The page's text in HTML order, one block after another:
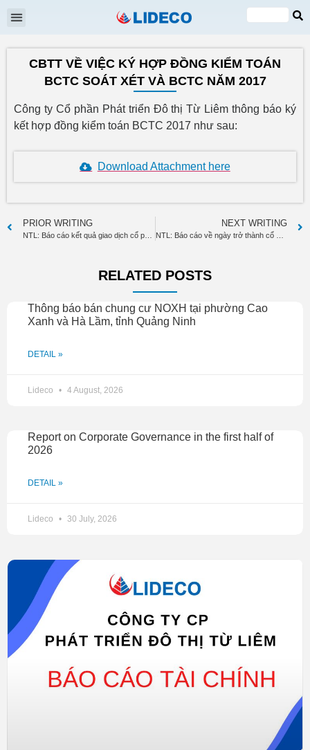
EN
VI
CBTT VỀ VIỆC KÝ HỢP ĐỒNG KIỂM TOÁN
BCTC SOÁT XÉT VÀ BCTC NĂM 2017
Công ty Cổ phần Phát triển Đô thị Từ Liêm thông báo ký
kết hợp đồng kiểm toán BCTC 2017 như sau:
Download Attachment here
PRIOR WRITING NEXT WRITING
RELATED POSTS
Thông báo bán chung cư NOXH tại phường Cao
Xanh và Hà Lầm, tỉnh Quảng Ninh
DETAIL »
Lideco 4 August, 2026
Report on Corporate Governance in the first half of
2026
DETAIL »
Lideco 30 July, 2026